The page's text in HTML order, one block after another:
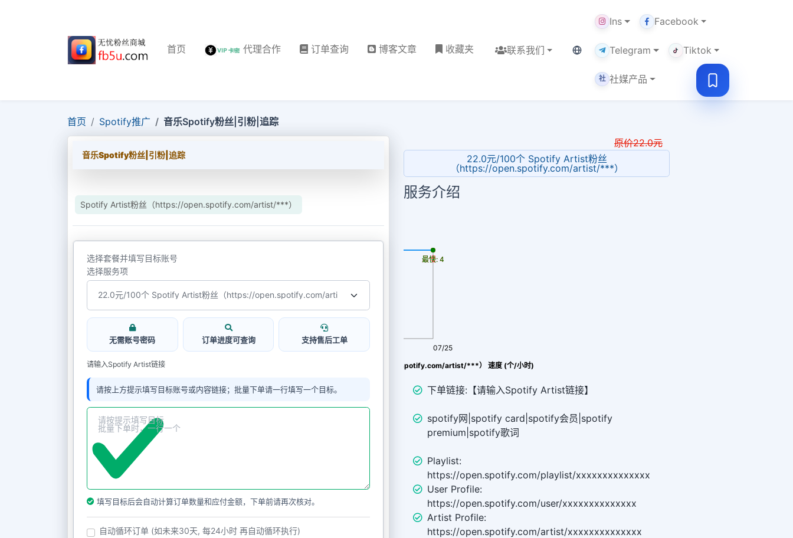
首页 代理合作 订单查询 博客文章 收藏夹 联系我们 当前语言：中文
Ins Facebook
Telegram Tiktok
社 社媒产品
首页 Spotify推广 音乐Spotify粉丝|引粉|追踪
音乐Spotify粉丝|引粉|追踪
Spotify Artist粉丝（https://open.spotify.com/artist/***）
选择套餐并填写目标账号
选择服务项
无需账号密码 订单进度可查询 支持售后工单
请输入Spotify Artist链接
请按上方提示填写目标账号或内容链接；批量下单请一行填写一个目标。
填写目标后会自动计算订单数量和应付金额，下单前请再次核对。
自动循环订单 (如未来30天, 每24小时 再自动循环执行)
原价22.0元
22.0元/100个 Spotify Artist粉丝
（https://open.spotify.com/artist/***）
服务介绍
Spotify Artist粉丝（https://open.spotify.com/artist/***） 速度 (个/小时)
更新时间: 2026-08-07
07/25
08/07
最慢: 4
最快: 4
下单链接:【请输入Spotify Artist链接】
spotify网|spotify card|spotify会员|spotify
premium|spotify歌词
Playlist:
https://open.spotify.com/playlist/xxxxxxxxxxxxxx
User Profile:
https://open.spotify.com/user/xxxxxxxxxxxxxx
Artist Profile:
https://open.spotify.com/artist/xxxxxxxxxxxxxx